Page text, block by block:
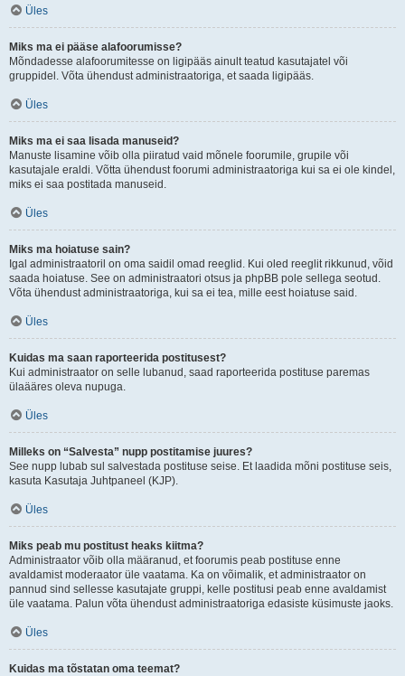
Üles
Miks ma ei pääse alafoorumisse?
Mõndadesse alafoorumitesse on ligipääs ainult teatud kasutajatel või
gruppidel. Võta ühendust administraatoriga, et saada ligipääs.
Üles
Miks ma ei saa lisada manuseid?
Manuste lisamine võib olla piiratud vaid mõnele foorumile, grupile või
kasutajale eraldi. Võtta ühendust foorumi administraatoriga kui sa ei ole kindel,
miks ei saa postitada manuseid.
Üles
Miks ma hoiatuse sain?
Igal administraatoril on oma saidil omad reeglid. Kui oled reeglit rikkunud, võid
saada hoiatuse. See on administraatori otsus ja phpBB pole sellega seotud.
Võta ühendust administraatoriga, kui sa ei tea, mille eest hoiatuse said.
Üles
Kuidas ma saan raporteerida postitusest?
Kui administraator on selle lubanud, saad raporteerida postituse paremas
ülaääres oleva nupuga.
Üles
Milleks on “Salvesta” nupp postitamise juures?
See nupp lubab sul salvestada postituse seise. Et laadida mõni postituse seis,
kasuta Kasutaja Juhtpaneel (KJP).
Üles
Miks peab mu postitust heaks kiitma?
Administraator võib olla määranud, et foorumis peab postituse enne
avaldamist moderaator üle vaatama. Ka on võimalik, et administraator on
pannud sind sellesse kasutajate gruppi, kelle postitusi peab enne avaldamist
üle vaatama. Palun võta ühendust administraatoriga edasiste küsimuste jaoks.
Üles
Kuidas ma tõstatan oma teemat?